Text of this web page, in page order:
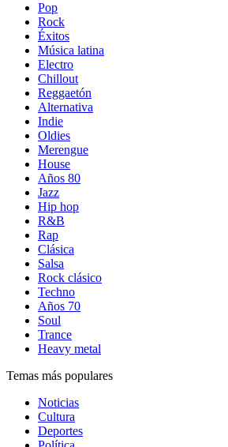
Pop
Rock
Éxitos
Música latina
Electro
Chillout
Reggaetón
Alternativa
Indie
Oldies
Merengue
House
Años 80
Jazz
Hip hop
R&B
Rap
Clásica
Salsa
Rock clásico
Techno
Años 70
Soul
Trance
Heavy metal
Temas más populares
Noticias
Cultura
Deportes